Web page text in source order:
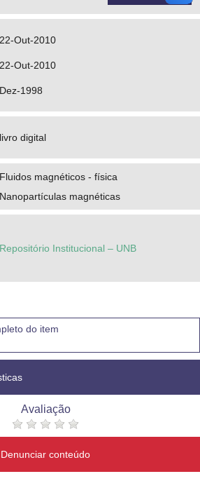
22-Out-2010
22-Out-2010
Dez-1998
livro digital
Fluidos magnéticos - física
Nanopartículas magnéticas
Repositório Institucional – UNB
do item
Avaliação
Denunciar conteúdo